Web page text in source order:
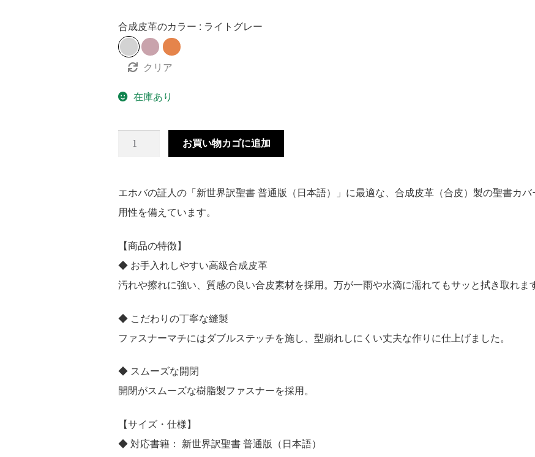
合成皮革のカラー ライトグレー
クリア
在庫あり
お買い物カゴに追加
エホバの証人の「新世界訳聖書 普通版（日本語）」に最適な、合成皮革（合皮）製の聖書カ
用性を備えています。
【商品の特徴】
◆ お手入れしやすい高級合成皮革
汚れや擦れに強い、質感の良い合皮素材を採用。万が一雨や水滴に濡れてもサッと拭き取れま
◆ こだわりの丁寧な縫製
ファスナーマチにはダブルステッチを施し、型崩れしにくい丈夫な作りに仕上げました。
◆ スムーズな開閉
開閉がスムーズな樹脂製ファスナーを採用。
【サイズ・仕様】
◆ 対応書籍： 新世界訳聖書 普通版（日本語）